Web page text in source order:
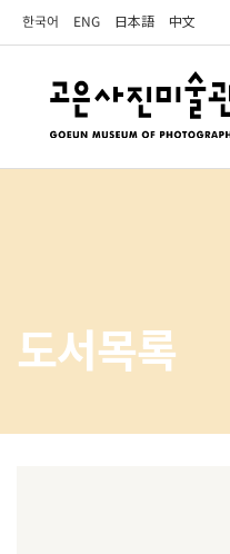
한국어 ENG 日本語 中文
도서목록